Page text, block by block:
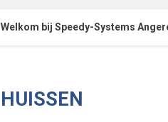
Welkom bij Speedy-Systems
HUISSEN